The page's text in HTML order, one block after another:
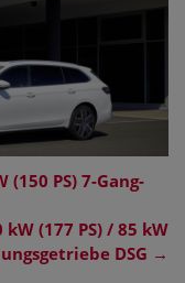
(150 PS) 7-Gang-
(177 PS) / 85 kW
DSG →